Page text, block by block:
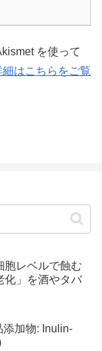
を使って
はこちらをご覧
胞レベルで蝕む
化」を酒やタバ
添加物: Inulin-